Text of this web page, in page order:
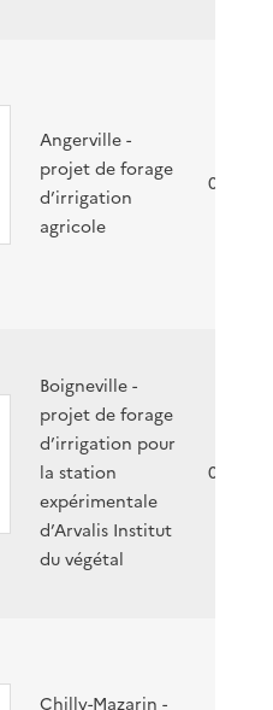
Angerville -
projet de forage
d’irrigation
agricole
08/06/
Boigneville -
projet de forage
d’irrigation pour
la station
expérimentale
d’Arvalis Institut
du végétal
04/06/
Chilly-Mazarin -